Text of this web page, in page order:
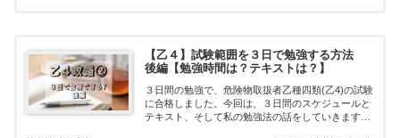
【乙４】試験範囲を３日で勉強する方法
後編【勉強時間は？テキストは？】
３日間の勉強で、危険物取扱者乙種四類(乙4)の試験
に合格しました。今回は、３日間のスケジュールと
テキスト、そして私の勉強法の話をしていきます。